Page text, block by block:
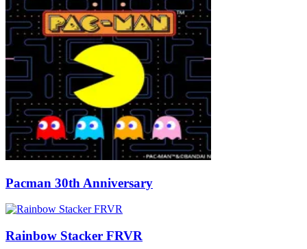
Pacman 30th Anniversary
Rainbow Stacker FRVR